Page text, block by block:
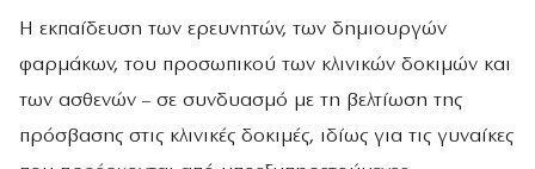
Η εκπαίδευση των ερευνητών, των δημιουργών
φαρμάκων, του προσωπικού των κλινικών δοκιμών και
των ασθενών – σε συνδυασμό με τη βελτίωση της
πρόσβασης στις κλινικές δοκιμές, ιδίως για τις γυναίκες